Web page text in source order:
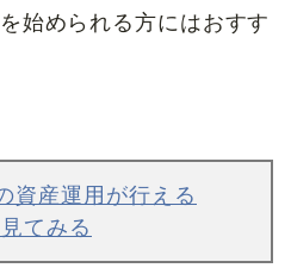
始められる方にはおすす
資産運用が行える
てみる